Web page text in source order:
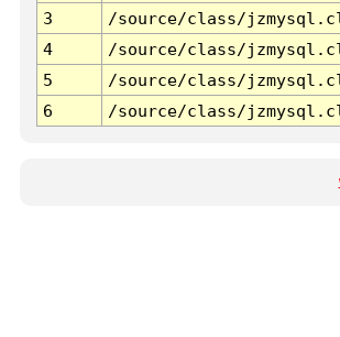
3
/source/class/
4
/source/class/
5
/source/class/
6
/source/class/